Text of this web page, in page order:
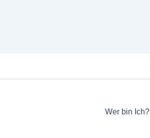
Wer bin Ich?